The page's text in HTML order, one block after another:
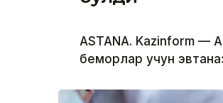
ASTANA. Kazinform —
беморлар учун